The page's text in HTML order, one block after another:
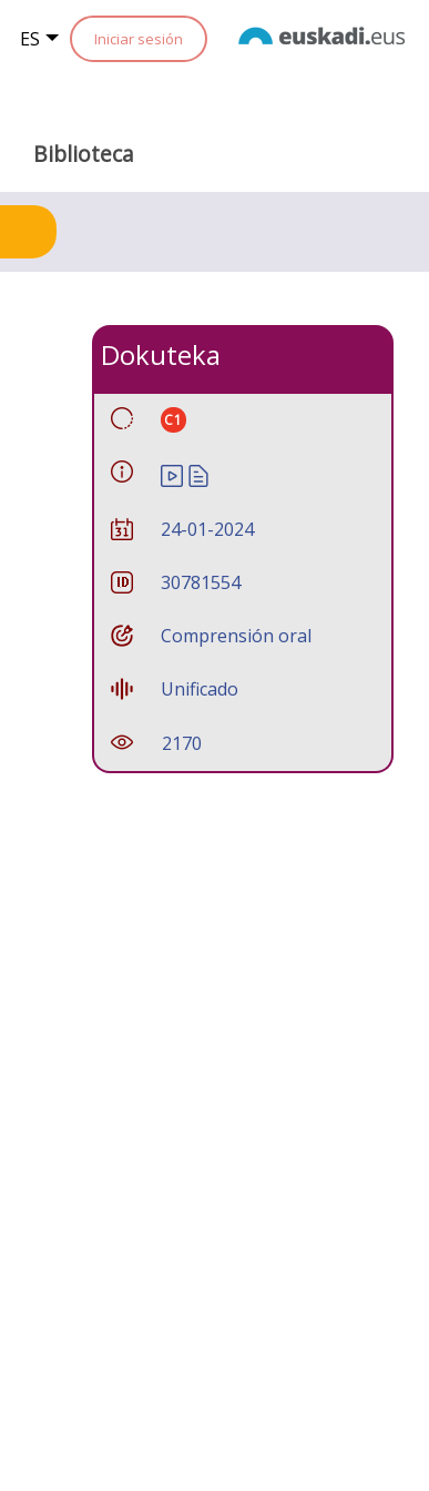
ES Iniciar sesión
Biblioteca
Dokuteka
C1
24-01-2024
30781554
Comprensión oral
Unificado
2170